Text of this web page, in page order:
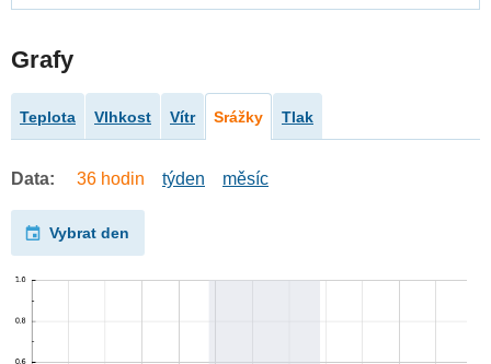
Grafy
Teplota Vlhkost Vítr Srážky Tlak
Data: 36 hodin týden měsíc
Vybrat den